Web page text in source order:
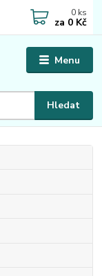
Menu
Hledat
0 ks
za 0 Kč